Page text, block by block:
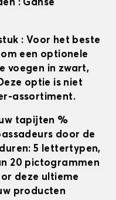
: Ganse
: Voor het beste
een optionele
voegen in zwart,
optie is niet
assortiment.
tapijten %
door de
5 lettertypen,
20 pictogrammen
deze ultieme
producten